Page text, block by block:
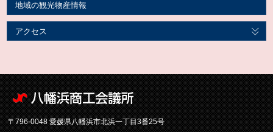
地域の観光物産情報
アクセス
〒796-0048 愛媛県八幡浜市北浜一丁目3番25号